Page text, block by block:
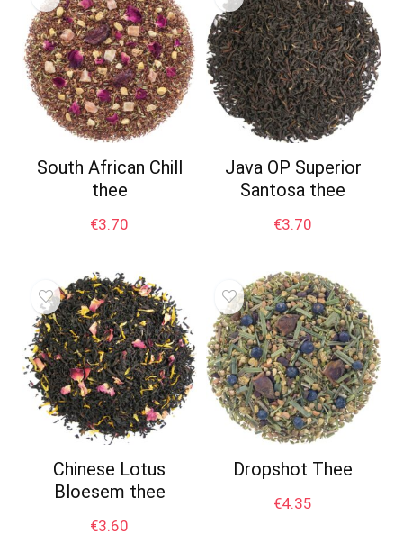
South African Chill
thee
€3.70
Java OP Superior
Santosa thee
€3.70
Chinese Lotus
Bloesem thee
€3.60
Dropshot Thee
€4.35